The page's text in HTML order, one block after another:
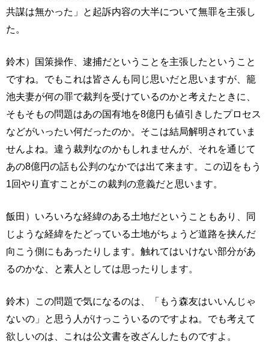
共謀は無かった」と起訴内容の大半について無罪を主張し
た。
鈴木）国策操作、逮捕だということを主張したということ
ですね。でもこれは皆さんも同じ思いだと思いますが、籠
池夫妻が何の罪で裁判を受けているのかと考えたときに、
そもそもの問題はあの国有地を8億円も値引きしたプロセス
などがいったい何だったのか。そこは結局解明されていま
せんよね。違う裁判なのかもしれませんが、それを通じて
あの8億円の話も公判のなかでは出て来ます。この辺をもう
1回やり直すことがこの裁判の意義だと思います。
飯田）いろいろな経緯のある土地だということもあり、同
じような経緯をたどっている土地がちょうど道路を挟んだ
向こう側にもあったりします。触れてはいけない部分があ
るのかな、と素人としては思ったりします。
鈴木）この問題で気になるのは、「もう森友はいいんじゃ
ないの」と思う人がけっこういるのですよね。でも考えて
欲しいのは、これは公文書を改ざんしたものですよ。